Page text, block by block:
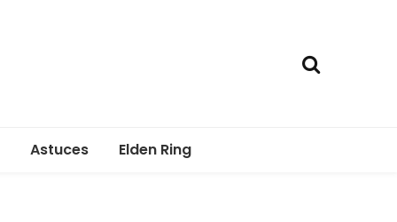
Astuces Elden Ring